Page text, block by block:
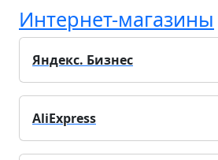
Интернет-магазины
Яндекс. Бизнес
AliExpress